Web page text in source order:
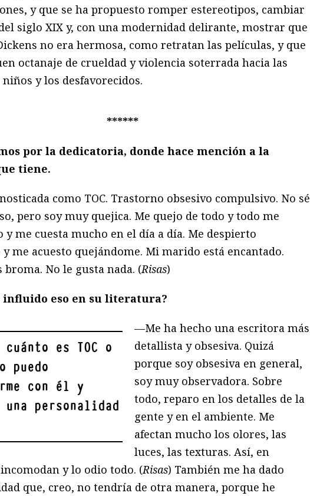
y que se ha propuesto romper estereotipos, cambiar
siglo XIX y, con una modernidad delirante, mostrar que
no era hermosa, como retratan las películas, y que
octanaje de crueldad y violencia soterrada hacia las
y los desfavorecidos.
******
por la dedicatoria, donde hace mención a la
tiene.
como TOC. Trastorno obsesivo compulsivo. No sé
pero soy muy quejica. Me quejo de todo y todo me
y me cuesta mucho en el día a día. Me despierto
me acuesto quejándome. Mi marido está encantado.
broma. No le gusta nada. (Risas)
influido eso en su literatura?
es TOC o
puedo
con él y
una personalidad
—Me ha hecho una escritora más
detallista y obsesiva. Quizá
porque soy obsesiva en general,
soy muy observadora. Sobre
todo, reparo en los detalles de la
gente y en el ambiente. Me
afectan mucho los olores, las
luces, las texturas. Así, en
y lo odio todo. (Risas) También me ha dado
que, creo, no tendría de otra manera, porque he